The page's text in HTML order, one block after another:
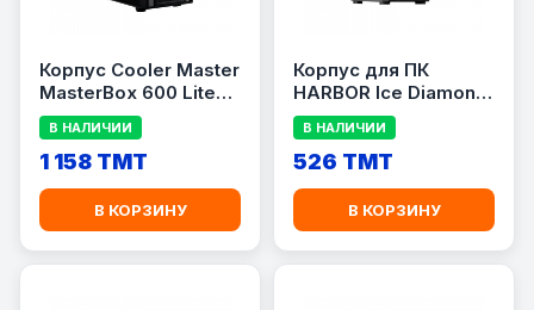
Корпус Cooler Master
MasterBox 600 Lite
ATX Black
В НАЛИЧИИ
1 158 TMT
В КОРЗИНУ
Корпус для ПК
HARBOR Ice Diamond
II
В НАЛИЧИИ
526 TMT
В КОРЗИНУ